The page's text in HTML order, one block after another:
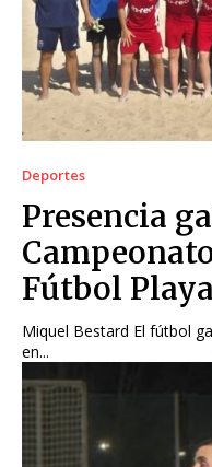
Deportes
Presencia
Fútbol Playa
Miquel Bestard El fútbol gabellí volverá a estar representado
en...